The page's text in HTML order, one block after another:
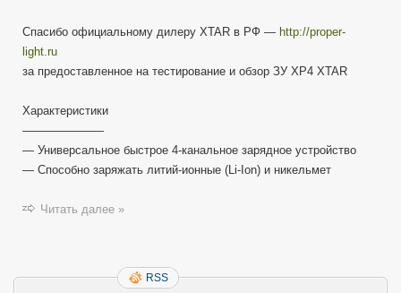
Спасибо официальному дилеру XTAR в РФ — http://proper-
light.ru
за предоставленное на тестирование и обзор ЗУ XP4 XTAR
Характеристики
———————
— Универсальное быстрое 4-канальное зарядное устройство
— Способно заряжать литий-ионные (Li-Ion) и никельмет
Читать далее »
RSS